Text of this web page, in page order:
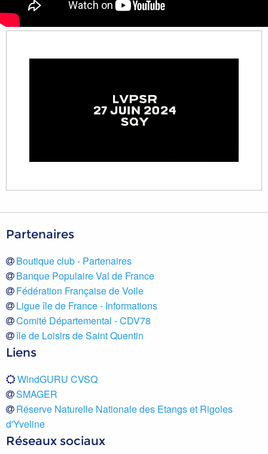
Partenaires
Boutique club - Partenaires
Banque Populaire Val de France
Fédération Française de Voile
Ligue île de France - Informations
Comité Départemental - CDV78
île de Loisirs de Saint Quentin
Liens
WindGURU CVSQ
SMAGER
Réserve Naturelle Nationale des Etangs et Rigoles
d'Yveline
Réseaux sociaux